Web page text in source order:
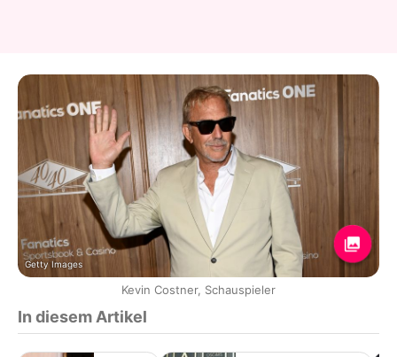
Getty Images
Kevin Costner, Schauspieler
In diesem Artikel